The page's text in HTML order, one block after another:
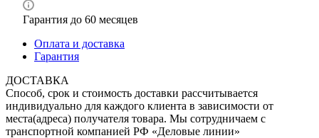
Гарантия до 60 месяцев
Оплата и доставка
Гарантия
ДОСТАВКА
Способ, срок и стоимость доставки рассчитывается
индивидуально для каждого клиента в зависимости от
места(адреса) получателя товара. Мы сотрудничаем с
транспортной компанией РФ «Деловые линии»